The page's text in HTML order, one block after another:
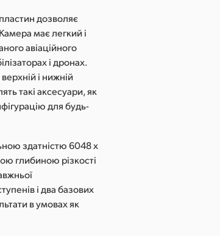
дозволяє
має легкий і
авіаційного
і дронах.
і нижній
такі аксесуари, як
для будь-
здатністю 6048 x
глибиною різкості
і два базових
в умовах як